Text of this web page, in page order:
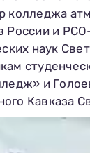
колледжа
России и
наук
и
Кавказа